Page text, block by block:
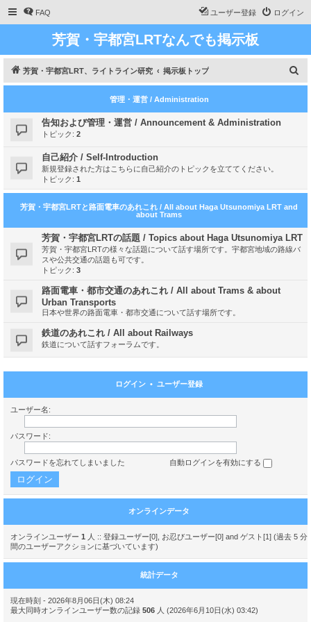
FAQ ログイン
ユーザー登録
芳賀・宇都宮LRTなんでも掲示板
芳賀・宇都宮LRT、ライトライン研究 掲示板トップ
索
管理・運営 / Administration
告知および管理・運営 / Announcement & Administration
トピック: 2
自己紹介 / Self-Introduction
新規登録された方はこちらに自己紹介のトピックを立ててください。
トピック: 1
芳賀・宇都宮LRTと路面電車のあれこれ / All about Haga Utsunomiya LRT and
about Trams
芳賀・宇都宮LRTの話題 / Topics about Haga Utsunomiya LRT
芳賀・宇都宮LRTの様々な話題について話す場所です。宇都宮地域の路線バ
スや公共交通の話題も可です。
トピック: 3
路面電車・都市交通のあれこれ / All about Trams & about
Urban Transports
日本や世界の路面電車・都市交通について話す場所です。
鉄道のあれこれ / All about Railways
鉄道について話すフォーラムです。
ログイン • ユーザー登録
ユーザー名:
パスワード:
パスワードを忘れてしまいました 自動ログインを有効にする
オンラインデータ
オンラインユーザー 1 人 :: 登録ユーザー[0], お忍びユーザー[0] and ゲスト[1] (過去 5 分
間のユーザーアクションに基づいています)
統計データ
現在時刻 - 2026年8月06日(木) 08:24
最大同時オンラインユーザー数の記録 506 人 (2026年6月10日(水) 03:42)